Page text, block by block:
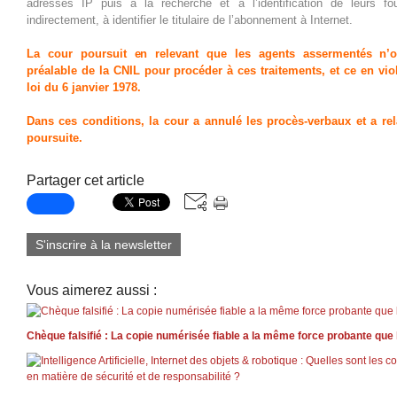
adresses IP puis à la recherche et à l’identification de leurs
indirectement, à identifier le titulaire de l’abonnement à Internet.
La cour poursuit en relevant que les agents assermentés
préalable de la CNIL pour procéder à ces traitements, et ce en
loi du 6 janvier 1978.
Dans ces conditions, la cour a annulé les procès-verbaux et a
poursuite.
Partager cet article
S'inscrire à la newsletter
Vous aimerez aussi :
Chèque falsifié : La copie numérisée fiable a la même force probante que